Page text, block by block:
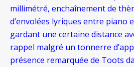
millimétré, enchaînement de
d’envolées lyriques entre piano
gardant une certaine distance
rappel malgré un tonnerre
présence remarquée de Toots